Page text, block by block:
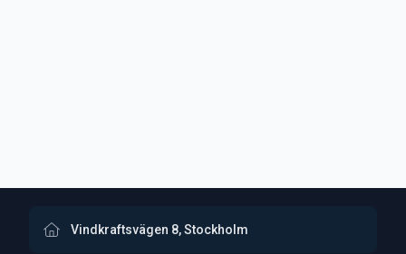
Vindkraftsvägen 8, Stockholm